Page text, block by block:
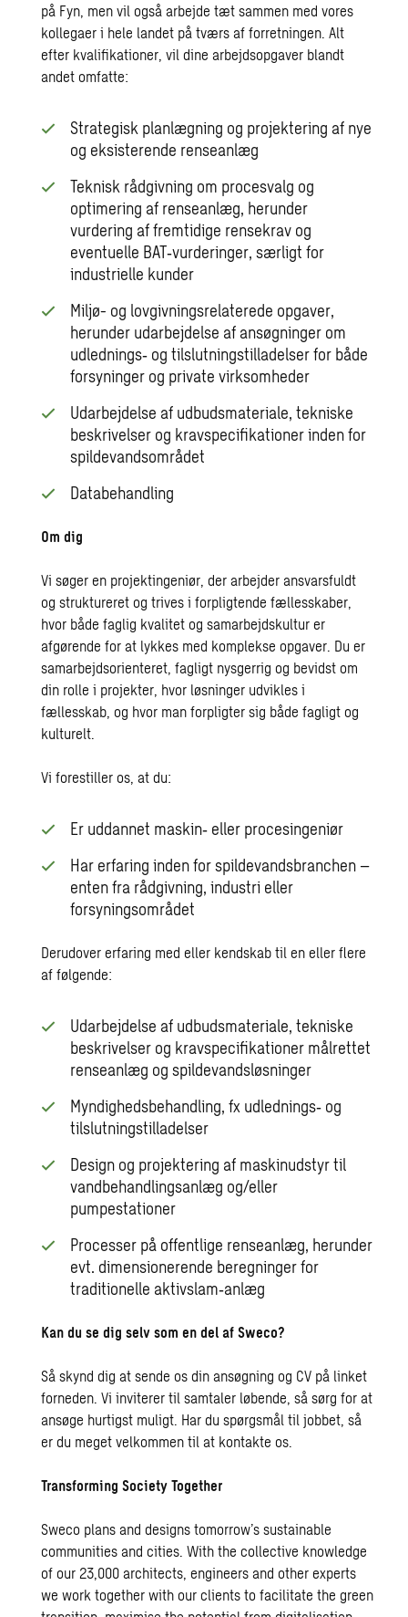
på Fyn, men vil også arbejde tæt sammen med vores
kollegaer i hele landet på tværs af forretningen. Alt
efter kvalifikationer, vil dine arbejdsopgaver blandt
andet omfatte:
Strategisk planlægning og projektering af nye
og eksisterende renseanlæg
Teknisk rådgivning om procesvalg og
optimering af renseanlæg, herunder
vurdering af fremtidige rensekrav og
eventuelle BAT‑vurderinger, særligt for
industrielle kunder
Miljø- og lovgivningsrelaterede opgaver,
herunder udarbejdelse af ansøgninger om
udlednings‑ og tilslutningstilladelser for både
forsyninger og private virksomheder
Udarbejdelse af udbudsmateriale, tekniske
beskrivelser og kravspecifikationer inden for
spildevandsområdet
Databehandling
Om dig
Vi søger en projektingeniør, der arbejder ansvarsfuldt
og struktureret og trives i forpligtende fællesskaber,
hvor både faglig kvalitet og samarbejdskultur er
afgørende for at lykkes med komplekse opgaver. Du er
samarbejdsorienteret, fagligt nysgerrig og bevidst om
din rolle i projekter, hvor løsninger udvikles i
fællesskab, og hvor man forpligter sig både fagligt og
kulturelt.
Vi forestiller os, at du:
Er uddannet maskin‑ eller procesingeniør
Har erfaring inden for spildevandsbranchen –
enten fra rådgivning, industri eller
forsyningsområdet
Derudover erfaring med eller kendskab til en eller flere
af følgende:
Udarbejdelse af udbudsmateriale, tekniske
beskrivelser og kravspecifikationer målrettet
renseanlæg og spildevandsløsninger
Myndighedsbehandling, fx udlednings‑ og
tilslutningstilladelser
Design og projektering af maskinudstyr til
vandbehandlingsanlæg og/eller
pumpestationer
Processer på offentlige renseanlæg, herunder
evt. dimensionerende beregninger for
traditionelle aktivslam‑anlæg
Kan du se dig selv som en del af Sweco?
Så skynd dig at sende os din ansøgning og CV på linket
forneden. Vi inviterer til samtaler løbende, så sørg for at
ansøge hurtigst muligt. Har du spørgsmål til jobbet, så
er du meget velkommen til at kontakte os.
Transforming Society Together
Sweco plans and designs tomorrow’s sustainable
communities and cities. With the collective knowledge
of our 23,000 architects, engineers and other experts
we work together with our clients to facilitate the green